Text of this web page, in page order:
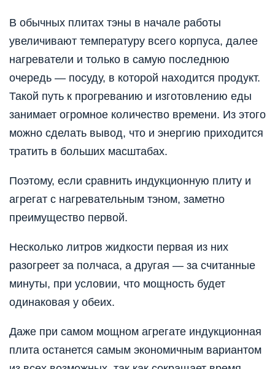
В обычных плитах тэны в начале работы
увеличивают температуру всего корпуса, далее
нагреватели и только в самую последнюю
очередь — посуду, в которой находится продукт.
Такой путь к прогреванию и изготовлению еды
занимает огромное количество времени. Из этого
можно сделать вывод, что и энергию приходится
тратить в больших масштабах.
Поэтому, если сравнить индукционную плиту и
агрегат с нагревательным тэном, заметно
преимущество первой.
Несколько литров жидкости первая из них
разогреет за полчаса, а другая — за считанные
минуты, при условии, что мощность будет
одинаковая у обеих.
Даже при самом мощном агрегате индукционная
плита останется самым экономичным вариантом